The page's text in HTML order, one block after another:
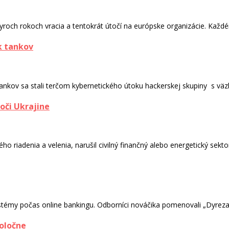
rokoch vracia a tentokrát útočí na európske organizácie.
tankov
sa stali terčom kybernetického útoku hackerskej skupiny s
Ukrajine
riadenia a velenia, narušil civilný finančný alebo energetický
počas online bankingu. Odborníci nováčika pomenovali